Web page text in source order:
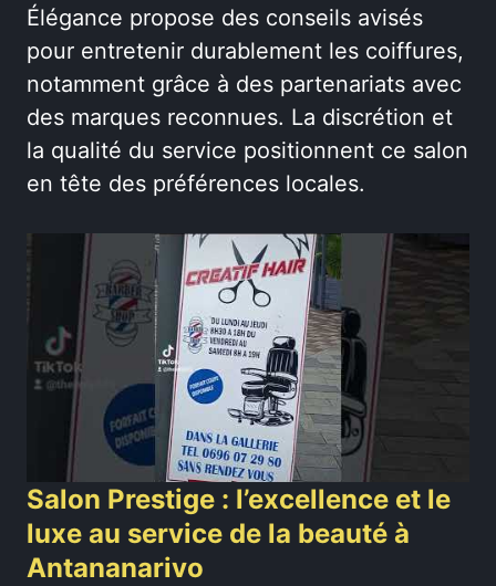
Élégance propose des conseils avisés
pour entretenir durablement les coiffures,
notamment grâce à des partenariats avec
des marques reconnues. La discrétion et
la qualité du service positionnent ce salon
en tête des préférences locales.
Salon Prestige : l’excellence et le
luxe au service de la beauté à
Antananarivo